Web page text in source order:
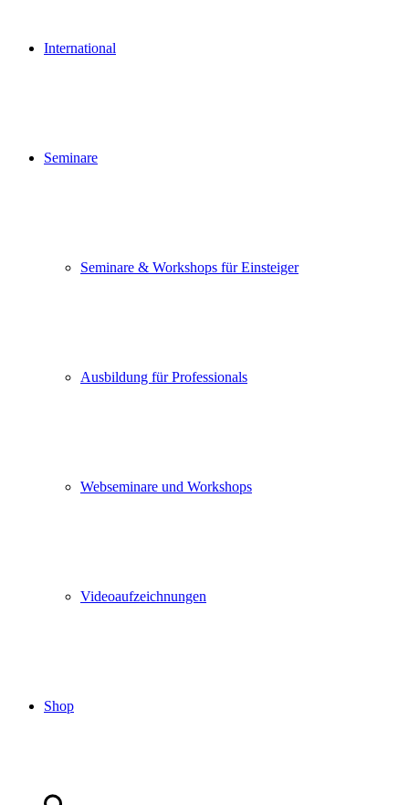
International
Seminare
Seminare & Workshops für Einsteiger
Ausbildung für Professionals
Webseminare und Workshops
Videoaufzeichnungen
Shop